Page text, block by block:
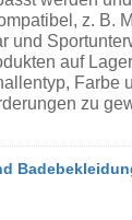
z. B.
und
auf
Farbe
zu